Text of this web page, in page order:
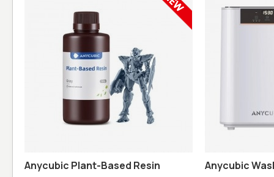
Anycubic Plant-Based Resin
Anycubic